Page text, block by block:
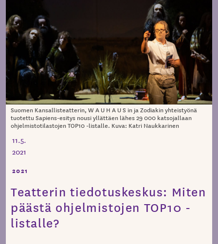
Suomen Kansallisteatterin, W A U H A U S in ja Zodiakin yhteistyönä
tuotettu Sapiens-esitys nousi yllättäen lähes 29 000 katsojallaan
ohjelmistotilastojen TOP10 -listalle. Kuva: Katri Naukkarinen
11.5.
2021
2021
Teatterin tiedotuskeskus: Miten
päästä ohjelmistojen TOP10 -
listalle?